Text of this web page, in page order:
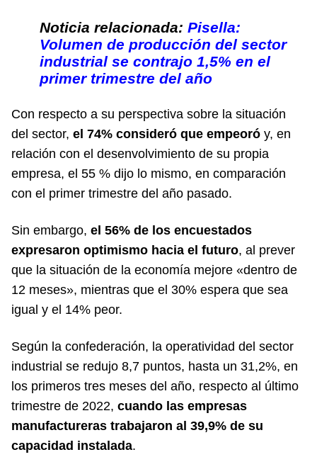
Noticia relacionada: Pisella:
Volumen de producción del sector
industrial se contrajo 1,5% en el
primer trimestre del año
Con respecto a su perspectiva sobre la situación
del sector, el 74% consideró que empeoró y, en
relación con el desenvolvimiento de su propia
empresa, el 55 % dijo lo mismo, en comparación
con el primer trimestre del año pasado.
Sin embargo, el 56% de los encuestados
expresaron optimismo hacia el futuro, al prever
que la situación de la economía mejore «dentro de
12 meses», mientras que el 30% espera que sea
igual y el 14% peor.
Según la confederación, la operatividad del sector
industrial se redujo 8,7 puntos, hasta un 31,2%, en
los primeros tres meses del año, respecto al último
trimestre de 2022, cuando las empresas
manufactureras trabajaron al 39,9% de su
capacidad instalada.